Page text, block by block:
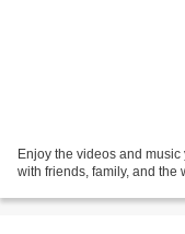
Enjoy the videos and
with friends, family, and the